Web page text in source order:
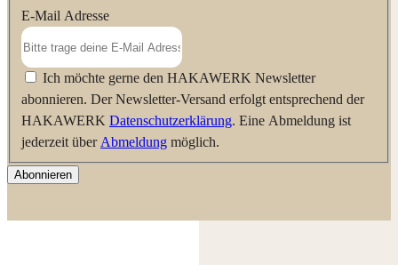
E-Mail Adresse
Ich möchte gerne den HAKAWERK Newsletter
abonnieren. Der Newsletter-Versand erfolgt entsprechend der
HAKAWERK Datenschutzerklärung. Eine Abmeldung ist
jederzeit über Abmeldung möglich.
Abonnieren